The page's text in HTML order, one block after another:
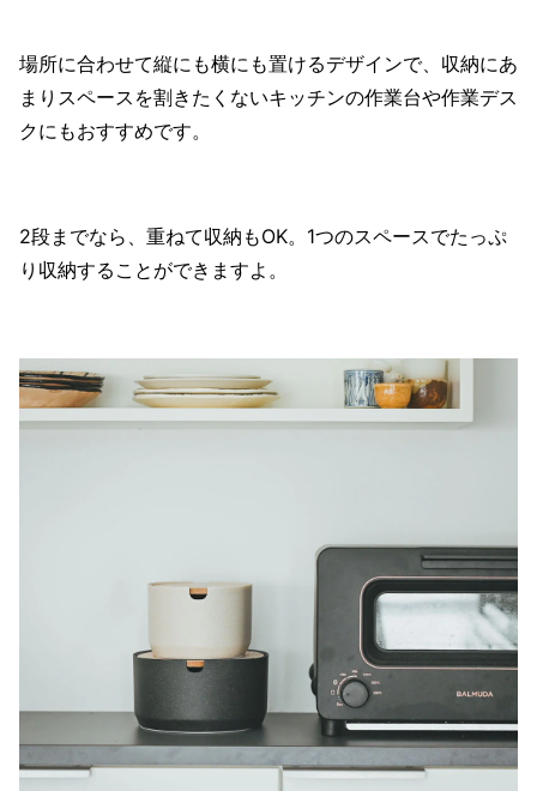
場所に合わせて縦にも横にも置けるデザインで、収納にあ
まりスペースを割きたくないキッチンの作業台や作業デス
クにもおすすめです。
2段までなら、重ねて収納もOK。1つのスペースでたっぷ
り収納することができますよ。